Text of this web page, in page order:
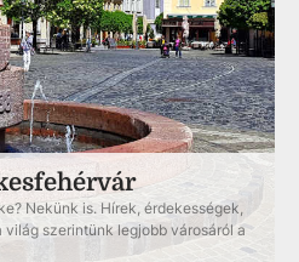
Nekünk is. Hírek, érdekességek,
szerintünk legjobb városáról a